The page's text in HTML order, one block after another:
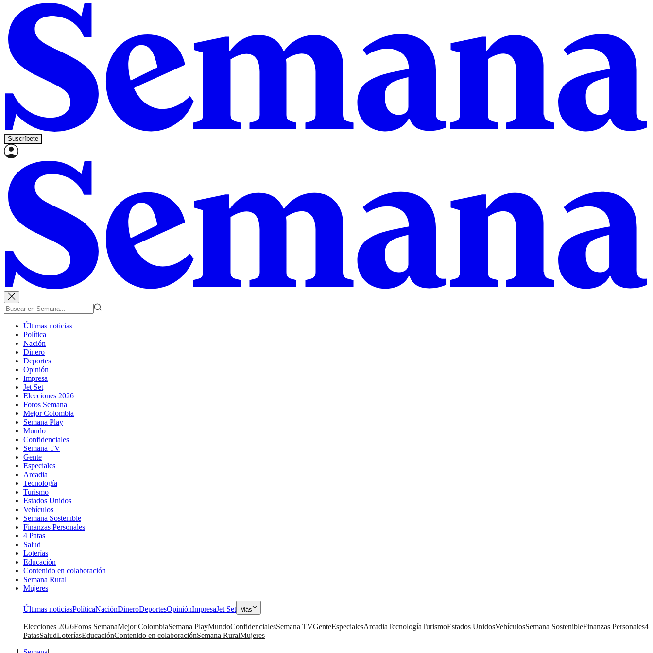
Suscríbete
Últimas noticias
Política
Nación
Dinero
Deportes
Opinión
Impresa
Jet Set
Elecciones 2026
Foros Semana
Mejor Colombia
Semana Play
Mundo
Confidenciales
Semana TV
Gente
Especiales
Arcadia
Tecnología
Turismo
Estados Unidos
Vehículos
Semana Sostenible
Finanzas Personales
4 Patas
Salud
Loterías
Educación
Contenido en colaboración
Semana Rural
Mujeres
Últimas noticiasPolíticaNaciónDineroDeportesOpiniónImpresaJet Set Más
Elecciones 2026Foros SemanaMejor ColombiaSemana PlayMundoConfidencialesSemana TVGenteEspecialesArcadiaTecnologíaTurismoEstados UnidosVehículosSemana SostenibleFinanzas Personales4
PatasSaludLoteríasEducaciónContenido en colaboraciónSemana RuralMujeres